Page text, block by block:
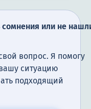
сомнения или не
вопрос. Я помогу
ситуацию
подходящий